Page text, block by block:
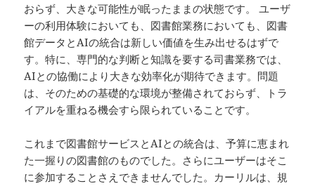
おらず、大きな可能性が眠ったままの状態です。 ユーザ
ーの利用体験においても、図書館業務においても、図書
館データとAIの統合は新しい価値を生み出せるはずで
す。特に、専門的な判断と知識を要する司書業務では、
AIとの協働により大きな効率化が期待できます。問題
は、そのための基礎的な環境が整備されておらず、トラ
イアルを重ねる機会すら限られていることです。
これまで図書館サービスとAIとの統合は、予算に恵まれ
た一握りの図書館のものでした。さらにユーザーはそこ
に参加することさえできませんでした。カーリルは、規